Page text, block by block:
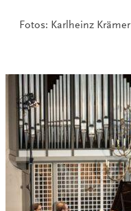
Fotos: Karlheinz Krämer